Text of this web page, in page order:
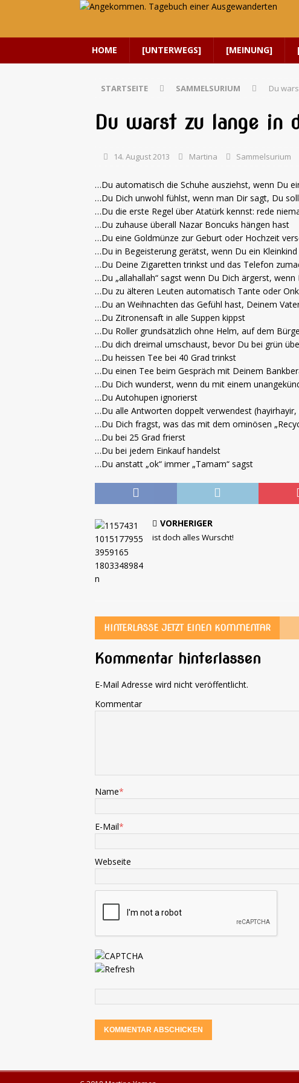
HOME [UNTERWEGS] [MEINUNG]
STARTSEITE SAMMELSURIUM Du
Du warst zu lange in
14. August 2013 Martina Sammelsurium
…Du automatisch die Schuhe ausziehst, wenn Du
…Du Dich unwohl fühlst, wenn man Dir sagt, Du
…Du die erste Regel über Atatürk kennst: rede
…Du zuhause überall Nazar Boncuks hängen hast
…Du eine Goldmünze zur Geburt oder Hochzeit
…Du in Begeisterung gerätst, wenn Du ein
…Du Deine Zigaretten trinkst und das Telefon
…Du „allahallah“ sagst wenn Du Dich ärgerst,
…Du zu älteren Leuten automatisch Tante oder
…Du an Weihnachten das Gefühl hast, Deinem
…Du Zitronensaft in alle Suppen kippst
…Du Roller grundsätzlich ohne Helm, auf dem
…Du dich dreimal umschaust, bevor Du bei grün
…Du heissen Tee bei 40 Grad trinkst
…Du einen Tee beim Gespräch mit Deinem
…Du Dich wunderst, wenn du mit einem
…Du Autohupen ignorierst
…Du alle Antworten doppelt verwendest
…Du Dich fragst, was das mit dem ominösen
…Du bei 25 Grad frierst
…Du bei jedem Einkauf handelst
…Du anstatt „ok“ immer „Tamam“ sagst
VORHERIGER
ist doch alles Wurscht!
HINTERLASSE JETZT EINEN KOMMENTAR
Kommentar hinterlassen
E-Mail Adresse wird nicht veröffentlicht.
Kommentar
Name*
E-Mail*
Webseite